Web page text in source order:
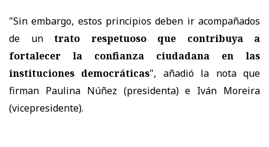
"Sin embargo, estos principios deben ir acompañados
de un trato respetuoso que contribuya a
fortalecer la confianza ciudadana en las
instituciones democráticas", añadió la nota que
firman Paulina Núñez (presidenta) e Iván Moreira
(vicepresidente).